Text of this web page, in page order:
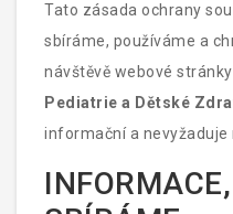
Tato zásada ochrany
sbíráme, používáme a
návštěvě webové stránky
Pediatrie a Dětské
informační a nevyžaduje
osobních údajů